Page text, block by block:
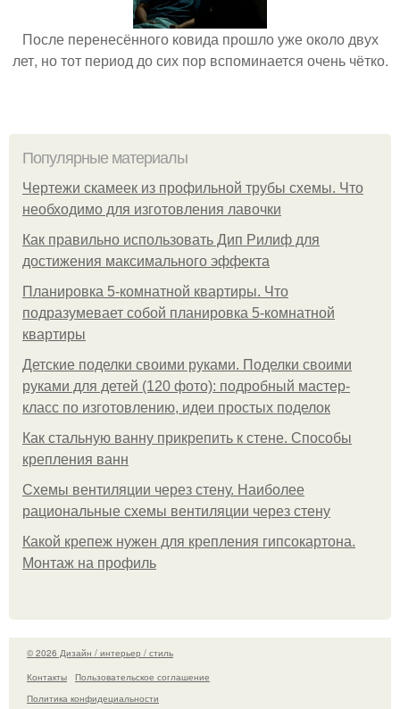
После перенесённого ковида прошло уже около двух
лет, но тот период до сих пор вспоминается очень чётко.
Популярные материалы
Чертежи скамеек из профильной трубы схемы. Что
необходимо для изготовления лавочки
Как правильно использовать Дип Рилиф для
достижения максимального эффекта
Планировка 5-комнатной квартиры. Что
подразумевает собой планировка 5-комнатной
квартиры
Детские поделки своими руками. Поделки своими
руками для детей (120 фото): подробный мастер-
класс по изготовлению, идеи простых поделок
Как стальную ванну прикрепить к стене. Способы
крепления ванн
Схемы вентиляции через стену. Наиболее
рациональные схемы вентиляции через стену
Какой крепеж нужен для крепления гипсокартона.
Монтаж на профиль
© 2026 Дизайн / интерьер / стиль
Контакты
Пользовательское соглашение
Политика конфидециальности